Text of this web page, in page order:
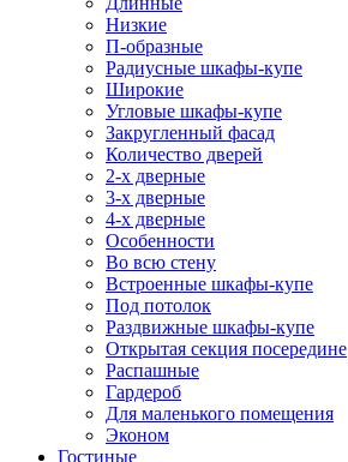
Низкие
П-образные
Радиусные шкафы-купе
Широкие
Угловые шкафы-купе
Закругленный фасад
Количество дверей
2-х дверные
3-х дверные
4-х дверные
Особенности
Во всю стену
Встроенные шкафы-купе
Под потолок
Раздвижные шкафы-купе
Открытая секция посередине
Распашные
Гардероб
Для маленького помещения
Эконом
Гостиные